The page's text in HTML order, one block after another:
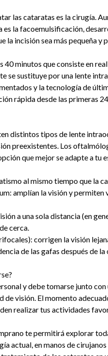
las cataratas es la cirugía.
la facoemulsificación,
la incisión sea más pequeña y
40 minutos que consiste en
se sustituye por una lente
y la tecnología de
rápida desde las primeras
distintos tipos de lente
preexistentes. Los
que mejor se adapte a tu
al mismo tiempo que la
amplían la visión y permiten
a una sola distancia (en
cerca.
corrigen la visión
de las gafas después de la
y debe tomarse junto
de visión. El momento
realizar tus actividades
te permitirá explorar
actual, en manos de